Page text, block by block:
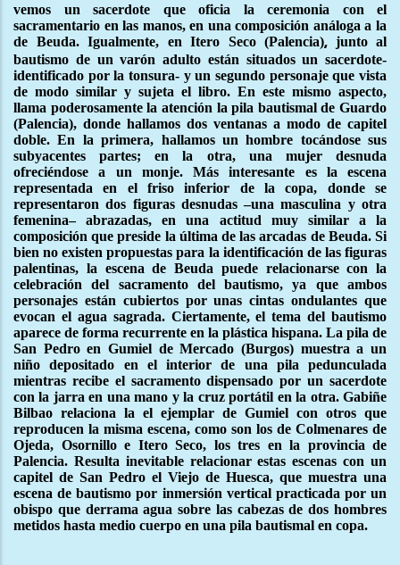
vemos un sacerdote que oficia la ceremonia con el
sacramentario en las manos, en una composición análoga a la
de Beuda. Igualmente, en Itero Seco (Palencia), junto al
bautismo de un varón adulto están situados un sacerdote-
identificado por la tonsura- y un segundo personaje que vista
de modo similar y sujeta el libro. En este mismo aspecto,
llama poderosamente la atención la pila bautismal de Guardo
(Palencia), donde hallamos dos ventanas a modo de capitel
doble. En la primera, hallamos un hombre tocándose sus
subyacentes partes; en la otra, una mujer desnuda
ofreciéndose a un monje. Más interesante es la escena
representada en el friso inferior de la copa, donde se
representaron dos figuras desnudas –una masculina y otra
femenina– abrazadas, en una actitud muy similar a la
composición que preside la última de las arcadas de Beuda. Si
bien no existen propuestas para la identificación de las figuras
palentinas, la escena de Beuda puede relacionarse con la
celebración del sacramento del bautismo, ya que ambos
personajes están cubiertos por unas cintas ondulantes que
evocan el agua sagrada. Ciertamente, el tema del bautismo
aparece de forma recurrente en la plástica hispana. La pila de
San Pedro en Gumiel de Mercado (Burgos) muestra a un
niño depositado en el interior de una pila pedunculada
mientras recibe el sacramento dispensado por un sacerdote
con la jarra en una mano y la cruz portátil en la otra. Gabiñe
Bilbao relaciona la el ejemplar de Gumiel con otros que
reproducen la misma escena, como son los de Colmenares de
Ojeda, Osornillo e Itero Seco, los tres en la provincia de
Palencia. Resulta inevitable relacionar estas escenas con un
capitel de San Pedro el Viejo de Huesca, que muestra una
escena de bautismo por inmersión vertical practicada por un
obispo que derrama agua sobre las cabezas de dos hombres
metidos hasta medio cuerpo en una pila bautismal en copa.